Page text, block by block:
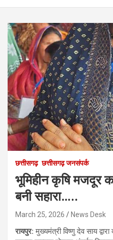
छत्तीसगढ़ छत्तीसगढ़ जनसंपर्क
भूमिहीन कृषि मजदूर
बनी सहारा…..
March 25, 2026 News Desk
रायपुर:मुख्यमंत्री विष्णु देव साय